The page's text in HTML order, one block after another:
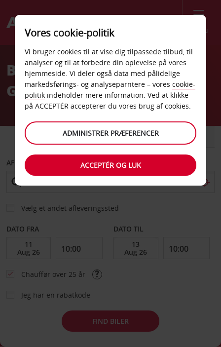
Menu
Welcome
AvisBilleje Milano Via
Gasparotto
VAREVOGN
AFHENT FRA
Vælg et andet afleveringssted
DATO FRA DATO TIL
Chauffør over 25 år
Jeg har en rabatkode
FIND BILER
Vores cookie-politik
Vi bruger cookies til at vise dig tilpassede tilbud, til
analyser og til at forbedre din oplevelse på vores
hjemmeside. Vi deler også data med pålidelige
markedsførings- og analyseparntere – vores cookie-
politik indeholder mere information. Ved at klikke
på ACCEPTÉR accepterer du vores brug af cookies.
ADMINISTRER PRÆFERENCER
ACCEPTÉR OG LUK